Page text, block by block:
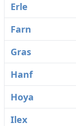
Erle
Farn
Gras
Hanf
Hoya
Ilex